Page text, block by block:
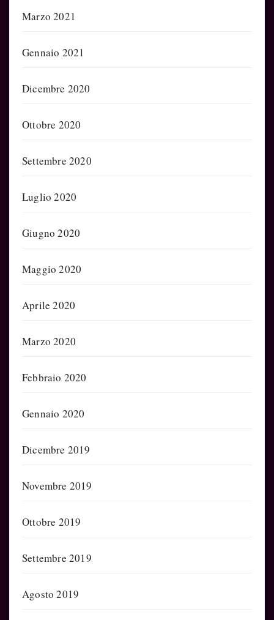
Marzo 2021
Gennaio 2021
Dicembre 2020
Ottobre 2020
Settembre 2020
Luglio 2020
Giugno 2020
Maggio 2020
Aprile 2020
Marzo 2020
Febbraio 2020
Gennaio 2020
Dicembre 2019
Novembre 2019
Ottobre 2019
Settembre 2019
Agosto 2019